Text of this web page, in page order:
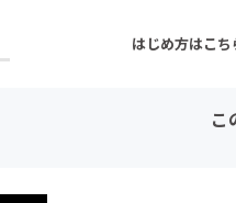
はじめ方はこち
おすすめのコミュニティ
こ